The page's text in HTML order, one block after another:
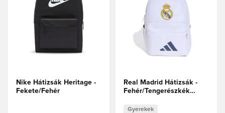
Nike Hátizsák Heritage -
Fekete/Fehér
Real Madrid Hátizsák -
Fehér/Tengerészkék
Gyerekek